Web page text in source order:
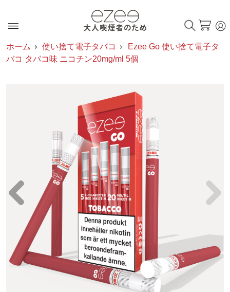
ホーム 使い捨て電子タバコ
Ezee Go 使い捨て電子タ
バコ タバコ味 ニコチン20mg/ml 5個